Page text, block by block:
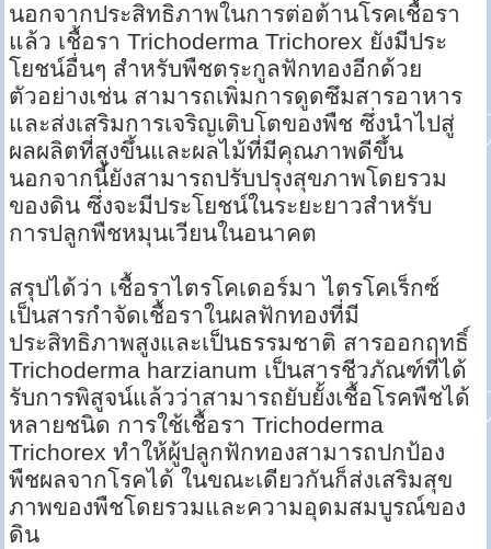
นอกจากประสิทธิภาพในการต่อต้านโรคเชื้อรา
แล้ว เชื้อรา Trichoderma Trichorex ยังมีประ
โยชน์อื่นๆ สำหรับพืชตระกูลฟักทองอีกด้วย
ตัวอย่างเช่น สามารถเพิ่มการดูดซึมสารอาหาร
และส่งเสริมการเจริญเติบโตของพืช ซึ่งนำไปสู่
ผลผลิตที่สูงขึ้นและผลไม้ที่มีคุณภาพดีขึ้น
นอกจากนี้ยังสามารถปรับปรุงสุขภาพโดยรวม
ของดิน ซึ่งจะมีประโยชน์ในระยะยาวสำหรับ
การปลูกพืชหมุนเวียนในอนาคต
สรุปได้ว่า เชื้อราไตรโคเดอร์มา ไตรโคเร็กซ์
เป็นสารกำจัดเชื้อราในผลฟักทองที่มี
ประสิทธิภาพสูงและเป็นธรรมชาติ สารออกฤทธิ์
Trichoderma harzianum เป็นสารชีวภัณฑ์ที่ได้
รับการพิสูจน์แล้วว่าสามารถยับยั้งเชื้อโรคพืชได้
หลายชนิด การใช้เชื้อรา Trichoderma
Trichorex ทำให้ผู้ปลูกฟักทองสามารถปกป้อง
พืชผลจากโรคได้ ในขณะเดียวกันก็ส่งเสริมสุข
ภาพของพืชโดยรวมและความอุดมสมบูรณ์ของ
ดิน